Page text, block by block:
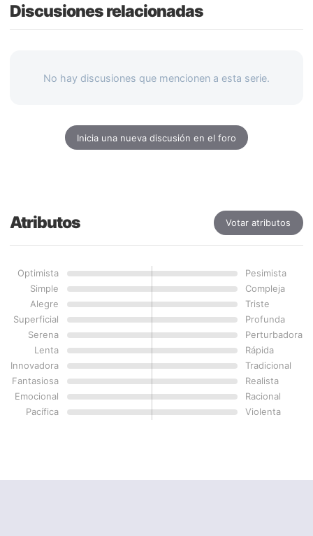
Discusiones relacionadas
No hay discusiones que mencionen a esta serie.
Inicia una nueva discusión en el foro
Atributos Votar atributos
Optimista
Pesimista
Simple
Compleja
Alegre
Triste
Superficial
Profunda
Serena
Perturbadora
Lenta
Rápida
Innovadora
Tradicional
Fantasiosa
Realista
Emocional
Racional
Pacífica
Violenta